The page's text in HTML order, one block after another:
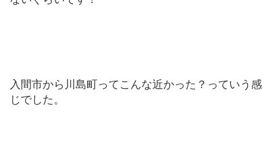
入間市から川島町ってこんな近かった？っていう感
じでした。